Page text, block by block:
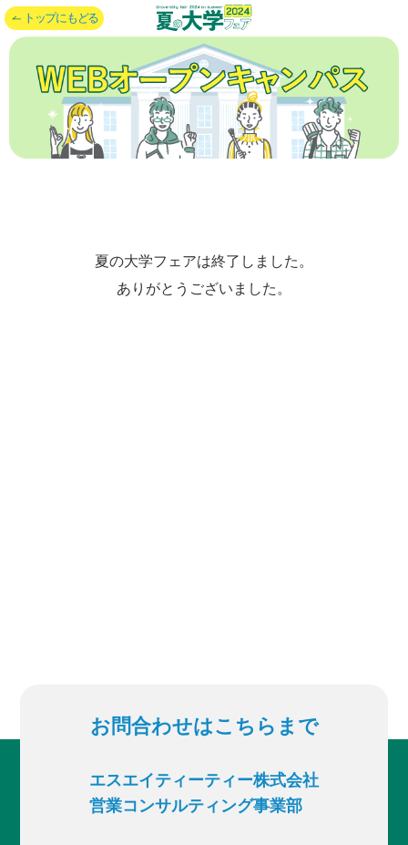
トップにもどる
夏の大学フェアは終了しました。
ありがとうございました。
お問合わせはこちらまで
エスエイティーティー株式会社
営業コンサルティング事業部